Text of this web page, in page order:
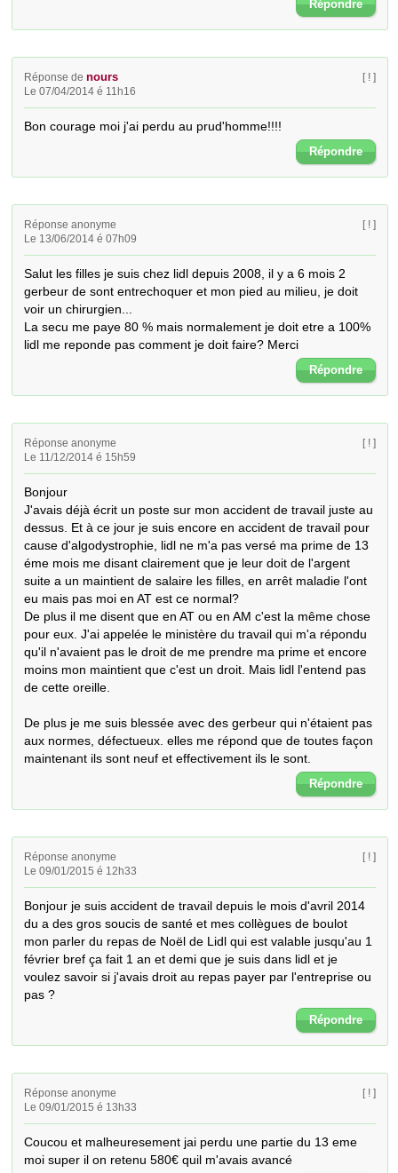
Répondre
Réponse denours
Le 07/04/2014 é 11h16
[ ! ]
Bon courage moi j'ai perdu au prud'homme!!!!
Répondre
Réponse anonyme
Le 13/06/2014 é 07h09
[ ! ]
Salut les filles je suis chez lidl depuis 2008, il y a 6 mois 2
gerbeur de sont entrechoquer et mon pied au milieu, je doit
voir un chirurgien...
La secu me paye 80 % mais normalement je doit etre a 100%
lidl me reponde pas comment je doit faire? Merci
Répondre
Réponse anonyme
Le 11/12/2014 é 15h59
[ ! ]
Bonjour
J'avais déjà écrit un poste sur mon accident de travail juste au
dessus. Et à ce jour je suis encore en accident de travail pour
cause d'algodystrophie, lidl ne m'a pas versé ma prime de 13
éme mois me disant clairement que je leur doit de l'argent
suite a un maintient de salaire les filles, en arrêt maladie l'ont
eu mais pas moi en AT est ce normal?
De plus il me disent que en AT ou en AM c'est la même chose
pour eux. J'ai appelée le ministère du travail qui m'a répondu
qu'il n'avaient pas le droit de me prendre ma prime et encore
moins mon maintient que c'est un droit. Mais lidl l'entend pas
de cette oreille.
De plus je me suis blessée avec des gerbeur qui n'étaient pas
aux normes, défectueux. elles me répond que de toutes façon
maintenant ils sont neuf et effectivement ils le sont.
Répondre
Réponse anonyme
Le 09/01/2015 é 12h33
[ ! ]
Bonjour je suis accident de travail depuis le mois d'avril 2014
du a des gros soucis de santé et mes collègues de boulot
mon parler du repas de Noël de Lidl qui est valable jusqu'au 1
février bref ça fait 1 an et demi que je suis dans lidl et je
voulez savoir si j'avais droit au repas payer par l'entreprise ou
pas ?
Répondre
Réponse anonyme
Le 09/01/2015 é 13h33
[ ! ]
Coucou et malheuresement jai perdu une partie du 13 eme
moi super il on retenu 580€ quil m'avais avancé